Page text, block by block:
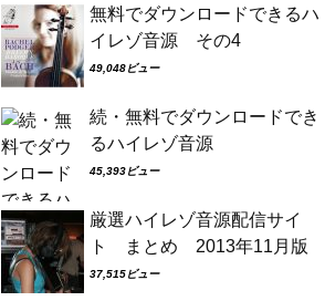
無料でダウンロードできるハ
イレゾ音源 その4
49,048ビュー
続・無料でダウンロードでき
るハイレゾ音源
45,393ビュー
厳選ハイレゾ音源配信サイ
ト まとめ 2013年11月版
37,515ビュー